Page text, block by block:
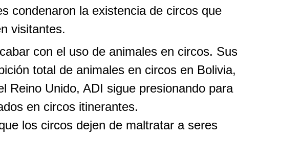
condenaron la existencia de circos que
visitantes.
con el uso de animales en circos. Sus
total de animales en circos en Bolivia,
Reino Unido, ADI sigue presionando para
en circos itinerantes.
los circos dejen de maltratar a seres